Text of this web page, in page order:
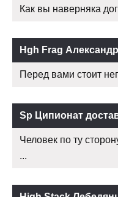
Как вы наверняка
Hgh Frag
Перед вами стоит
Sp Ципионат
Человек по ту
...